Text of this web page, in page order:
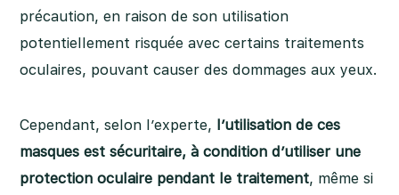
précaution, en raison de son utilisation
potentiellement risquée avec certains traitements
oculaires, pouvant causer des dommages aux yeux.
Cependant, selon l’experte, l’utilisation de ces
masques est sécuritaire, à condition d’utiliser une
protection oculaire pendant le traitement, même si